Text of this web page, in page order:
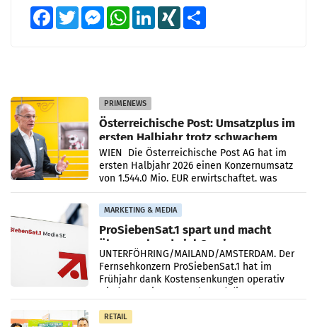
FacebookTwitter MessengerWhatsAppLinkedInXING
PRIMENEWS
Österreichische Post: Umsatzplus im
ersten Halbjahr trotz schwachem
Briefgeschäft
WIEN Die Österreichische Post AG hat im
ersten Halbjahr 2026 einen Konzernumsatz
von 1.544,0 Mio. EUR erwirtschaftet, was
einem Plus von 3,8 Prozent gegenüber dem
Vergleichszeitraum
MARKETING & MEDIA
ProSiebenSat.1 spart und macht
überraschend viel Gewinn
UNTERFÖHRING/MAILAND/AMSTERDAM. Der
Fernsehkonzern ProSiebenSat.1 hat im
Frühjahr dank Kostensenkungen operativ
wieder Gewinn gemacht und die
RETAIL